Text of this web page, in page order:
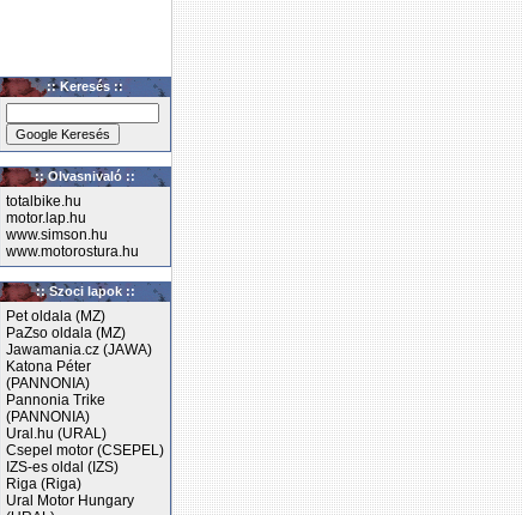
:: Keresés ::
:: Olvasnivaló ::
totalbike.hu
motor.lap.hu
www.simson.hu
www.motorostura.hu
:: Szoci lapok ::
Pet oldala (MZ)
PaZso oldala (MZ)
Jawamania.cz (JAWA)
Katona Péter
(PANNONIA)
Pannonia Trike
(PANNONIA)
Ural.hu (URAL)
Csepel motor (CSEPEL)
IZS-es oldal (IZS)
Riga (Riga)
Ural Motor Hungary